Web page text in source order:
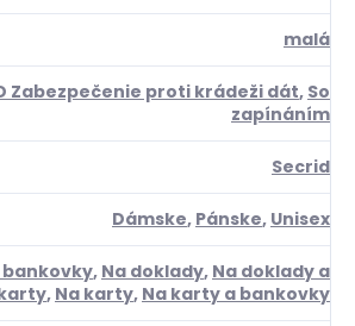
malá
Zabezpečenie proti krádeži dát, So
zapínáním
Secrid
Dámske, Pánske, Unisex
bankovky, Na doklady, Na doklady a
, Na karty, Na karty a bankovky